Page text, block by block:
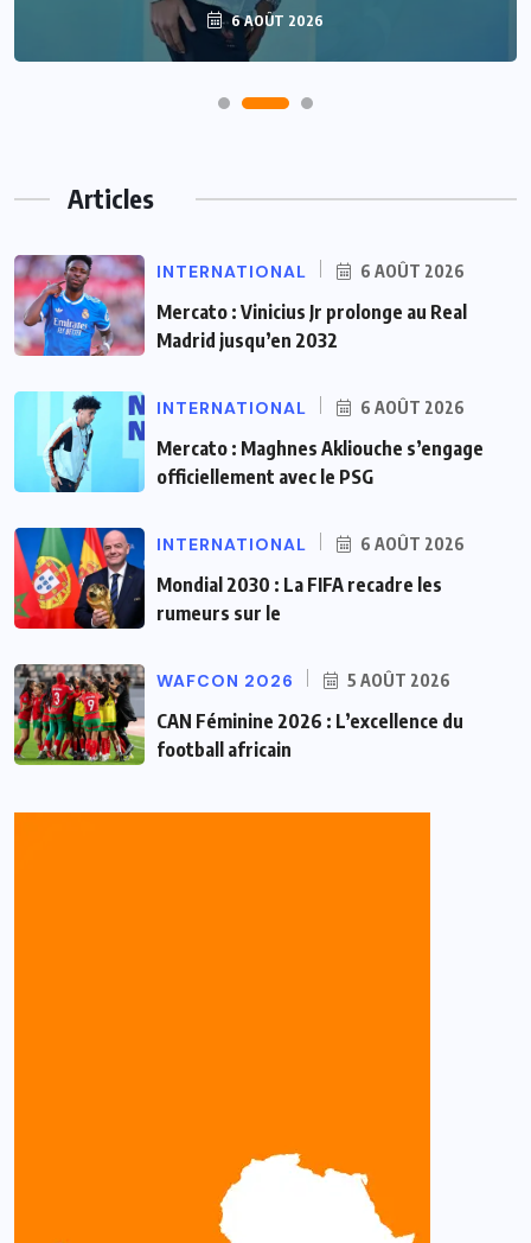
6 AOÛT 2026
Articles
INTERNATIONAL 6 AOÛT 2026
Mercato : Vinicius Jr prolonge au Real
Madrid jusqu’en 2032
INTERNATIONAL 6 AOÛT 2026
Mercato : Maghnes Akliouche s’engage
officiellement avec le PSG
INTERNATIONAL 6 AOÛT 2026
Mondial 2030 : La FIFA recadre les
rumeurs sur le
WAFCON 2026 5 AOÛT 2026
CAN Féminine 2026 : L’excellence du
football africain